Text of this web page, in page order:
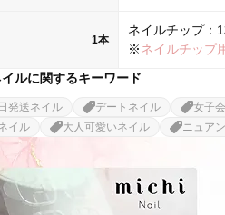
1本
ネイルチップ：
※ネイルチップ
ルに関するキーワード
発送ネイル デートネイル 女子
イル
大人可愛いネイル ニュア